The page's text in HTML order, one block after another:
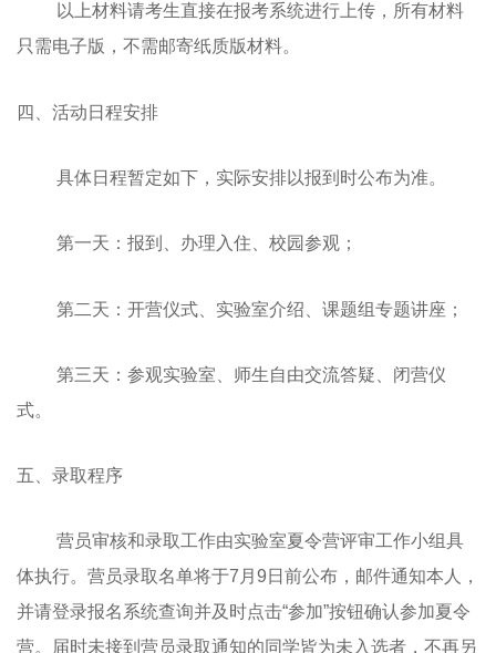
以上材料请考生直接在报考系统进行上传，所有材料
只需电子版，不需邮寄纸质版材料。
四、活动日程安排
具体日程暂定如下，实际安排以报到时公布为准。
第一天：报到、办理入住、校园参观；
第二天：开营仪式、实验室介绍、课题组专题讲座；
第三天：参观实验室、师生自由交流答疑、闭营仪
式。
五、录取程序
营员审核和录取工作由实验室夏令营评审工作小组具
体执行。营员录取名单将于7月9日前公布，邮件通知本人，
并请登录报名系统查询并及时点击“参加”按钮确认参加夏令
营。届时未接到营员录取通知的同学皆为未入选者，不再另